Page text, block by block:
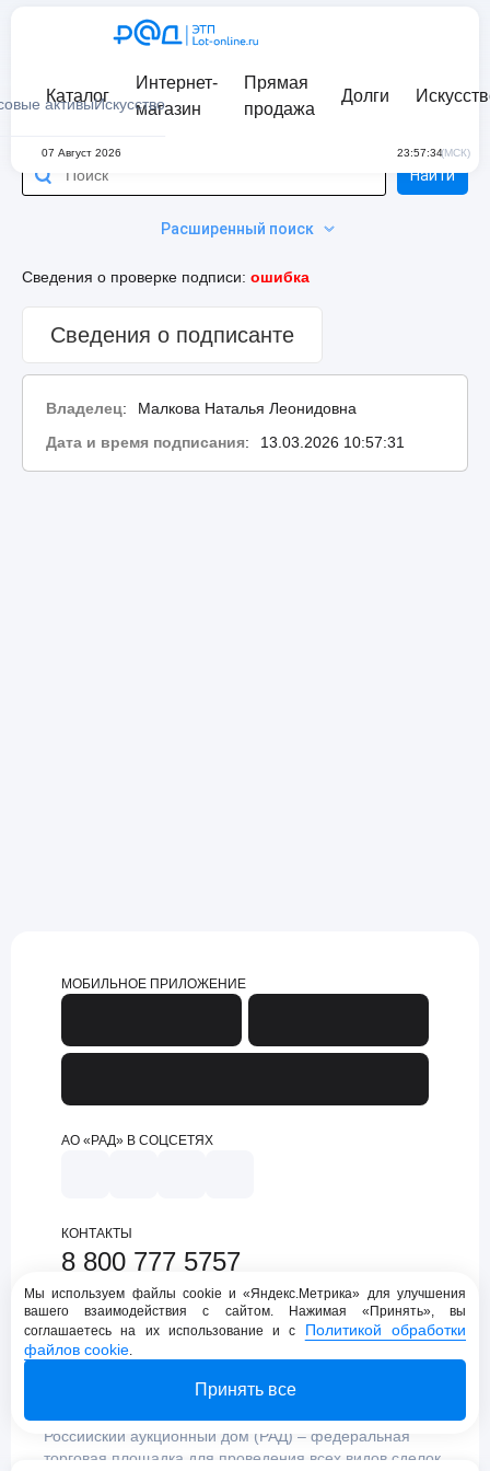
активыИскусство
Каталог
Интернет-
магазин
Прямая
продажа
Долги
07 Август 2026 23:57:34(МСК)
Расширенный поиск
Найти
Сведения о проверке подписи: ошибка
Сведения о подписанте
Владелец:
Малкова Наталья Леонидовна
Дата и время подписания: 13.03.2026 10:57:31
МОБИЛЬНОЕ ПРИЛОЖЕНИЕ
АО «РАД» В СОЦСЕТЯХ
КОНТАКТЫ
8 800 777 5757
support@lot-online.ru
Техническая поддержка
Российский аукционный дом (РАД) – федеральная
торговая площадка для проведения всех видов сделок
Мы используем файлы cookie и «Яндекс.Метрика» для улучшения
вашего взаимодействия с сайтом. Нажимая «Принять», вы
соглашаетесь на их использование и с Политикой обработки
файлов cookie.
Принять все